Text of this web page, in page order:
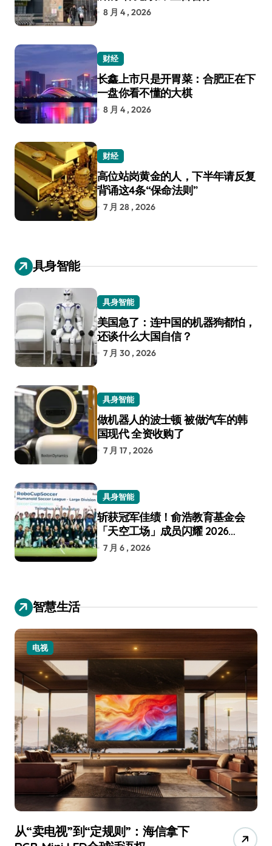
8 月 4 , 2026
财经
长鑫上市只是开胃菜：合肥正在下
一盘你看不懂的大棋
8 月 4 , 2026
财经
高位站岗黄金的人，下半年请反复
背诵这4条“保命法则”
7 月 28 , 2026
具身智能
具身智能
美国急了：连中国的机器狗都怕，
还谈什么大国自信？
7 月 30 , 2026
具身智能
做机器人的波士顿 被做汽车的韩
国现代 全资收购了
7 月 17 , 2026
具身智能
斩获冠军佳绩！俞浩教育基金会
「天空工场」成员闪耀 2026
RoboCup 机器人世界杯
7 月 6 , 2026
智慧生活
电视
从“卖电视”到“定规则”：海信拿下